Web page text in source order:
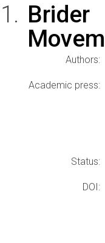
Authors:
Academic press:
Status:
DOI: